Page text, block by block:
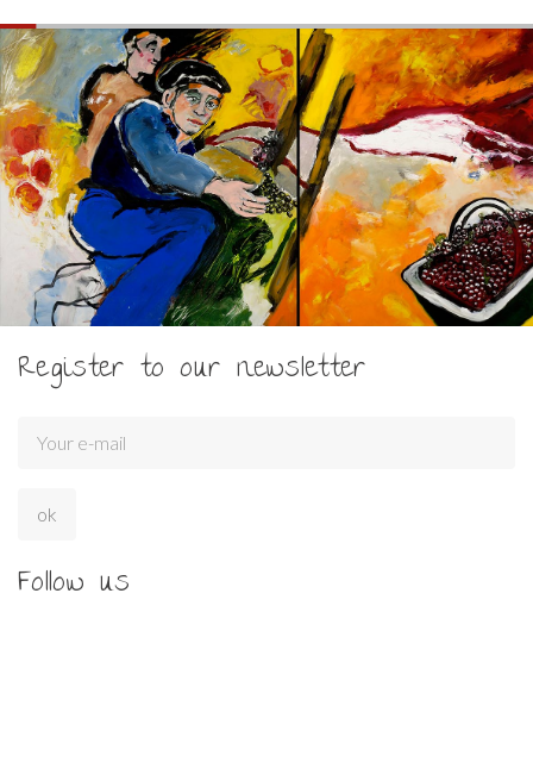
Register to our newsletter
Follow us